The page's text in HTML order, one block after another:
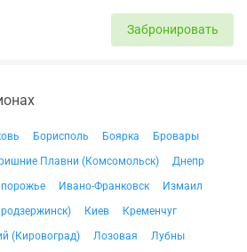
Забронировать
Борисполь Боярка
Бровары
Плавни (Комсомольск)
Днепр
Ивано-Франковск
Измаил
Киев
Кременчуг
(Кировоград) Лозовая
Лубны